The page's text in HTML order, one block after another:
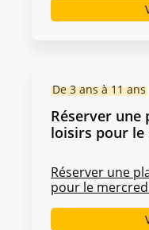
De 3 ans à 11 ans
Réserver une
loisirs pour le
Réserver une
pour le